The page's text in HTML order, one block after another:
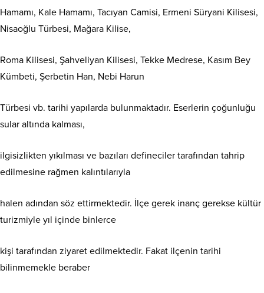
Hamamı, Kale Hamamı, Tacıyan Camisi, Ermeni Süryani Kilisesi,
Nisaoğlu Türbesi, Mağara Kilise,
Roma Kilisesi, Şahveliyan Kilisesi, Tekke Medrese, Kasım Bey
Kümbeti, Şerbetin Han, Nebi Harun
Türbesi vb. tarihi yapılarda bulunmaktadır. Eserlerin çoğunluğu
sular altında kalması,
ilgisizlikten yıkılması ve bazıları defineciler tarafından tahrip
edilmesine rağmen kalıntılarıyla
halen adından söz ettirmektedir. İlçe gerek inanç gerekse kültür
turizmiyle yıl içinde binlerce
kişi tarafından ziyaret edilmektedir. Fakat ilçenin tarihi
bilinmemekle beraber